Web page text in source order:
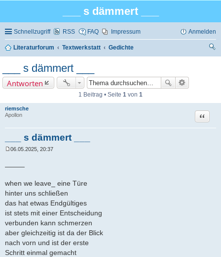
___ s dämmert ___
Schnellzugriff RSS FAQ Impressum Anmelden
Literaturforum Textwerkstatt
Gedichte
___ s dämmert ___
Antworten
1 Beitrag • Seite 1 von 1
riemsche
Apollon
___ s dämmert ___
Zitat
i
r
a
g
06.05.2025, 20:37
when we leave_ eine Türe
hinter uns schließen
das hat etwas Endgültiges
ist stets mit einer Entscheidung
verbunden kann schmerzen
aber gleichzeitig ist da der Blick
nach vorn und ist der erste
Schritt einmal gemacht